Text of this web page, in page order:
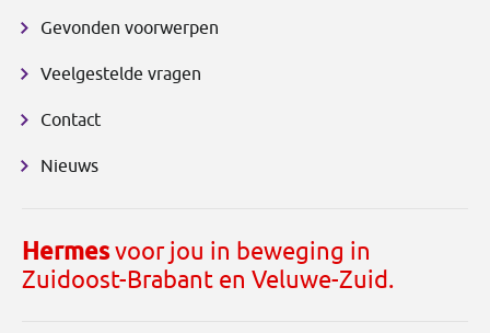
Gevonden voorwerpen
Veelgestelde vragen
Contact
Nieuws
Hermesvoor jou in beweging in
Zuidoost-Brabant en Veluwe-Zuid.